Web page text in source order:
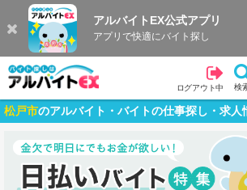
アルバイトEX公式アプリ
アプリで快適にバイト探し
ログアウト中 検
松戸市のアルバイト・バイトの仕事探し・求人